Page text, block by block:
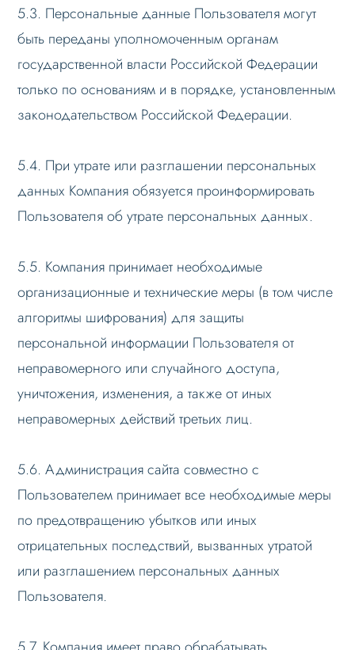
5.3. Персональные данные Пользователя могут
быть переданы уполномоченным органам
государственной власти Российской Федерации
только по основаниям и в порядке, установленным
законодательством Российской Федерации.
5.4. При утрате или разглашении персональных
данных Компания обязуется проинформировать
Пользователя об утрате персональных данных.
5.5. Компания принимает необходимые
организационные и технические меры (в том числе
алгоритмы шифрования) для защиты
персональной информации Пользователя от
неправомерного или случайного доступа,
уничтожения, изменения, а также от иных
неправомерных действий третьих лиц.
5.6. Администрация сайта совместно с
Пользователем принимает все необходимые меры
по предотвращению убытков или иных
отрицательных последствий, вызванных утратой
или разглашением персональных данных
Пользователя.